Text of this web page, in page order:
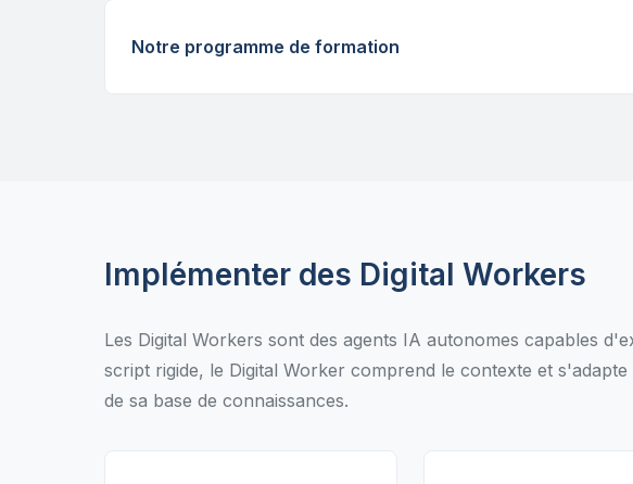
Notre programme de formation
Implémenter des Digital Workers
Les Digital Workers sont des agents IA autonomes capables
script rigide, le Digital Worker comprend le contexte et
de sa base de connaissances.